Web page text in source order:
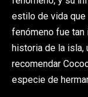
estilo de vida
fenómeno fue tan
historia de la isla,
recomendar
especie de